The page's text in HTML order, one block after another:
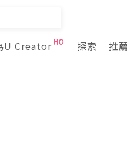
U Creator 探索 推